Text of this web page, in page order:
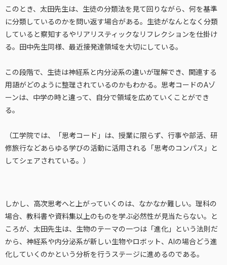
このとき、太田先生は、生徒の分類法を見て回りながら、何を基準
に分類しているのかを問い返す場合がある。生徒がなんとなく分類
していると察知するやリアリスティックなリフレクションを仕掛け
る。田中先生同様、最近接発達領域を大切にしている。
この段階で、生徒は神経系と内分泌系の違いが理解でき、関連する
用語がどのように整理されているのかもわかる。思考コードのAゾ
ーンは、中学の時と違って、自分で領域を広めていくことができ
る。
（工学院では、「思考コード」は、授業に限らず、行事や部活、研
修旅行などあらゆる学びの活動に活用される「思考のコンパス」と
してシェアされている。）
しかし、高次思考へと上がっていくのは、なかなか難しい。理科の
場合、教科書や資料集以上のものを学ぶ必然性が見当たらない。と
ころが、太田先生は、生物のテーマの一つは「進化」という法則だ
から、神経系や内分泌系が新しい生物やロボット、AIの場合どう進
化していくのかという分析を行うステージに進めるのである。